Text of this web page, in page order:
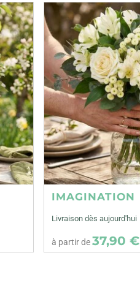
IMAGINATION
Livraison dès aujourd'hui
à partir de37,90 €